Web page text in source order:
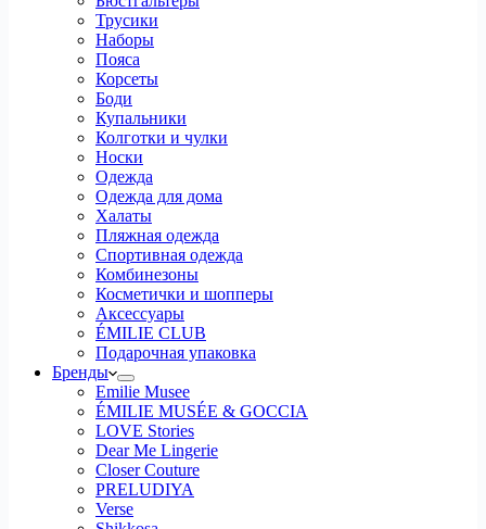
Трусики
Наборы
Пояса
Корсеты
Боди
Купальники
Колготки и чулки
Носки
Одежда
Одежда для дома
Халаты
Пляжная одежда
Спортивная одежда
Комбинезоны
Косметички и шопперы
Аксессуары
ÉMILIE CLUB
Подарочная упаковка
Бренды
Emilie Musee
ÉMILIE MUSÉE & GOCCIA
LOVE Stories
Dear Me Lingerie
Closer Couture
PRELUDIYA
Verse